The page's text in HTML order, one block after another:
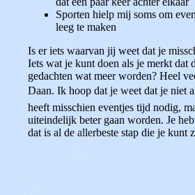
Sporten hielp mij soms om
leeg te maken
Is er iets waarvan jij weet dat je
Iets wat je kunt doen als je merkt dat
gedachten wat meer worden? Heel
Daan. Ik hoop dat je weet dat je niet
heeft misschien eventjes tijd nodig,
uiteindelijk beter gaan worden. Je
dat is al de allerbeste stap die je kunt